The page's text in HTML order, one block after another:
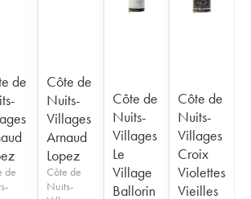
de
de
Côte de
Nuits-
Villages
Arnaud
Lopez
Côte de
Nuits-
Côte de
Nuits-
Villages
Le
Village
Ballorin
Côte de
Nuits-
Villages
Croix
Violettes
Vieilles